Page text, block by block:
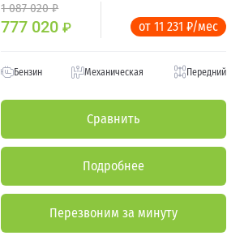
1 087 020 ₽
777 020₽ от 11 231 ₽/мес
Бензин Механическая Передний
Сравнить
Подробнее
Перезвоним за минуту